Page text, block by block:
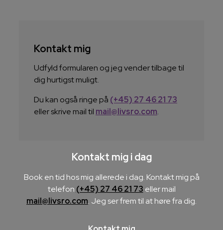
Kontakt mig
Udfyld formularen og jeg vender tilbage til
dig hurtigst muligt.
Du kan også ringe på (+45) 27 46 21 73
eller skrive mail til mail@livsro.com.
Kontakt mig i dag
Book en tid hos mig allerede i dag. Kontakt mig på
telefon (+45) 27 46 21 73 eller mail
mail@livsro.com. Jeg ser frem til at høre fra dig.